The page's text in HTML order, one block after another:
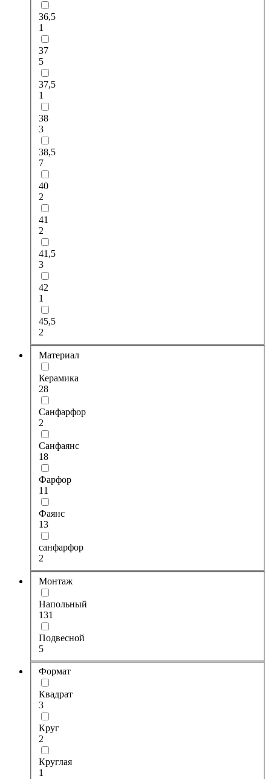
36,5
1
37
5
37,5
1
38
3
38,5
7
40
2
41
2
41,5
3
42
1
45,5
2
Материал
Керамика
28
Санфарфор
2
Санфаянс
18
Фарфор
11
Фаянс
13
санфарфор
2
Монтаж
Напольный
131
Подвесной
5
Формат
Квадрат
3
Круг
2
Круглая
1